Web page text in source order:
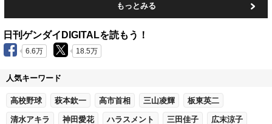
もっとみる
日刊ゲンダイDIGITALを読もう！
6.6万 18.5万
人気キーワード
高校野球 萩本欽一 高市首相 三山凌輝 板東英二
清水アキラ 神田愛花 ハラスメント 三田佳子 広末涼子